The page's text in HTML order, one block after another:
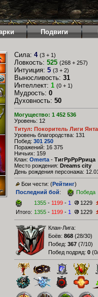
Подвиги
Сила: 4 (3 + 1)
Ловкость: 525 (268 + 257)
Интуиция: 5 (3 + 2)
Выносливость: 31
Интеллект: 1 (0 + 1)
Мудрость: 0
Духовность: 50
Могущество: 1 452 536
Уровень: 12
Титул: Покоритель Лиги
Уровень благородства: 131
Побед: 301 250
Поражений: 16 375
Ничьих: 159
Клан: Omerta - ТигРрРрРрица
Место рождения: Dreams city
День рождения персонажа:
Бои чести: (Рейтинг)
Последний бой:
Победа
1355 - 1199 - 1
1229
Итого: 1355 - 1199 - 1 1229
Клан-Лига:
Боёв: 868 (28/30)
Побед: 367 (7/10)
Побед подряд: 0 (